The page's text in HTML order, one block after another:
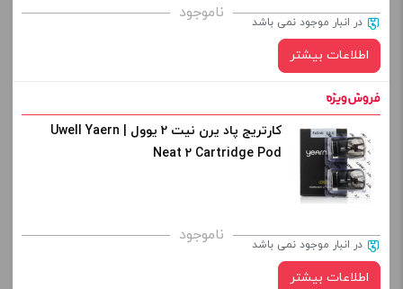
برای فعال شدن سبد خرید و نمایش قیمت ، گزینه های محصول را
از کادر بالا انتخاب کنید.
افزودن به سبد خرید
ناموجود در انبار موجود نمی باشد
اطلاعات بیشتر
کارتریج پاد یرن نیت 2 یوول | Uwell Yaern
Neat 2 Cartridge Pod
ناموجود در انبار موجود نمی باشد
اطلاعات بیشتر